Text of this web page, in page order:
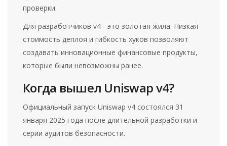
проверки.
Для разработчиков v4 - это золотая жила. Низкая
стоимость деплоя и гибкость хуков позволяют
создавать инновационные финансовые продукты,
которые были невозможны ранее.
Когда вышел Uniswap v4?
Официальный запуск Uniswap v4 состоялся 31
января 2025 года после длительной разработки и
серии аудитов безопасности.